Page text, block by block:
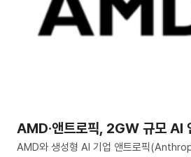
AMD·앤트로픽, 2GW 규모 AI
AMD와 생성형 AI 기업 앤트로픽